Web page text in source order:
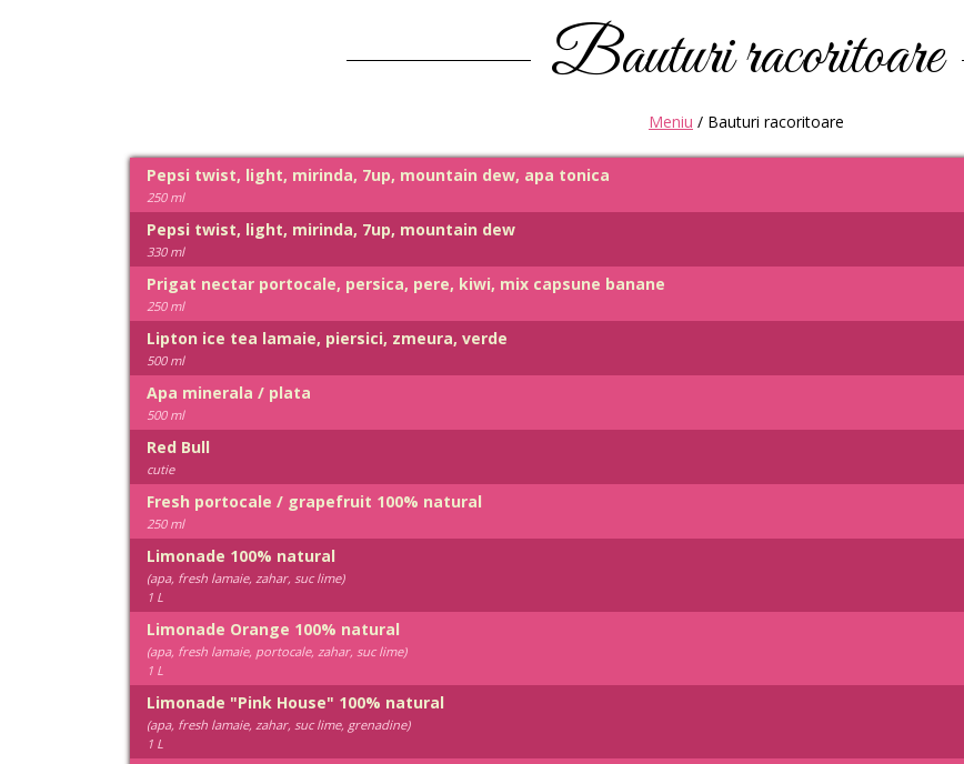
Bauturi racoritoare
Meniu / Bauturi racoritoare
Pepsi twist, light, mirinda, 7up, mountain dew, apa tonica
250 ml
Pepsi twist, light, mirinda, 7up, mountain dew
330 ml
Prigat nectar portocale, persica, pere, kiwi, mix capsune banane
250 ml
Lipton ice tea lamaie, piersici, zmeura, verde
500 ml
Apa minerala / plata
500 ml
Red Bull
cutie
Fresh portocale / grapefruit 100% natural
250 ml
Limonade 100% natural
(apa, fresh lamaie, zahar, suc lime)
1 L
Limonade Orange 100% natural
(apa, fresh lamaie, portocale, zahar, suc lime)
1 L
Limonade "Pink House" 100% natural
(apa, fresh lamaie, zahar, suc lime, grenadine)
1 L